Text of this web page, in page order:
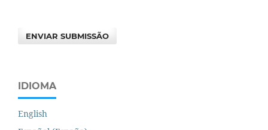
ENVIAR SUBMISSÃO
IDIOMA
English